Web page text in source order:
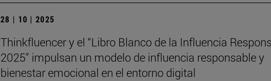
28 | 10 | 2025
Thinkfluencer y el “Libro Blanco de la Influencia
2025” impulsan un modelo de influencia responsable y
bienestar emocional en el entorno digital